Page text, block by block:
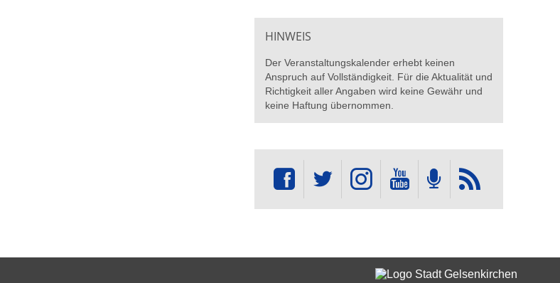
HINWEIS
Der Veranstaltungskalender erhebt keinen
Anspruch auf Vollständigkeit. Für die Aktualität und
Richtigkeit aller Angaben wird keine Gewähr und
keine Haftung übernommen.